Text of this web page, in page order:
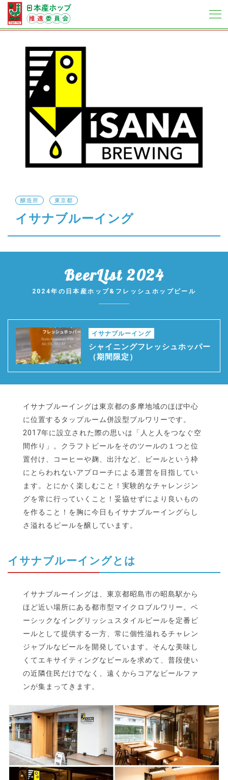
醸造所 東京都
イサナブルーイング
BeerList 2024
2024年の日本産ホップ&フレッシュホップビール
イサナブルーイング
シャイニングフレッシュホッパー
（期間限定）
イサナブルーイングは東京都の多摩地域のほぼ中心
に位置するタップルーム併設型ブルワリーです。
2017年に設立された際の思いは「人と人をつなぐ空
間作り」。クラフトビールをそのツールの１つと位
置付け、コーヒーや麹、出汁など、ビールという枠
にとらわれないアプローチによる運営を目指してい
ます。とにかく楽しむこと！実験的なチャレンジン
グを常に行っていくこと！妥協せずにより良いもの
を作ること！を胸に今日もイサナブルーイングらし
さ溢れるビールを醸しています。
イサナブルーイングとは
イサナブルーイングは、東京都昭島市の昭島駅から
ほど近い場所にある都市型マイクロブルワリー。ベ
ーシックなイングリッシュスタイルビールを定番ビ
ールとして提供する一方、常に個性溢れるチャレン
ジャブルなビールを開発しています。そんな美味し
くてエキサイティングなビールを求めて、普段使い
の近隣住民だけでなく、遠くからコアなビールファ
ンが集まってきます。